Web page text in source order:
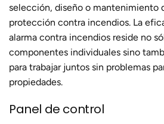
selección, diseño o mantenimiento
protección contra incendios. La
alarma contra incendios reside no
componentes individuales sino
para trabajar juntos sin problemas
propiedades.
Panel de control